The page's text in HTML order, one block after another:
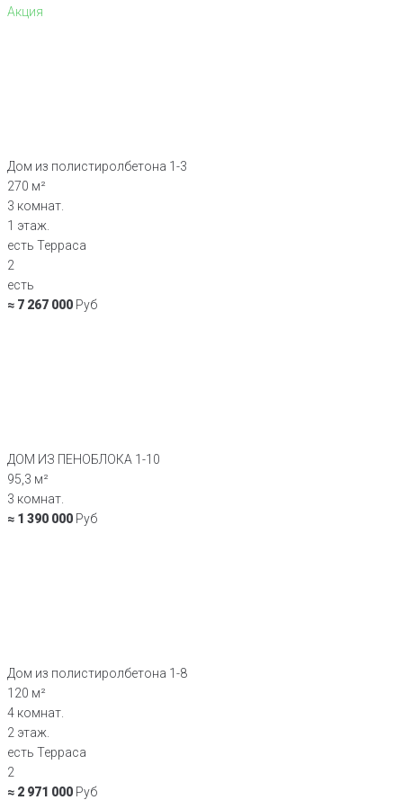
Акция
Дом из полистиролбетона 1-3
270 м²
3 комнат.
1 этаж.
есть Терраса
2
есть
≈ 7 267 000 Руб
ДОМ ИЗ ПЕНОБЛОКА 1-10
95,3 м²
3 комнат.
≈ 1 390 000 Руб
Дом из полистиролбетона 1-8
120 м²
4 комнат.
2 этаж.
есть Терраса
2
≈ 2 971 000 Руб